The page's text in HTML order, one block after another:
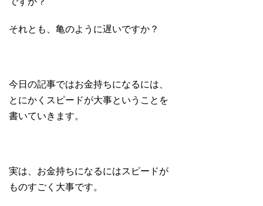
それとも、亀のように遅いですか？
今日の記事ではお金持ちになるには、
とにかくスピードが大事ということを
書いていきます。
実は、お金持ちになるにはスピードが
ものすごく大事です。